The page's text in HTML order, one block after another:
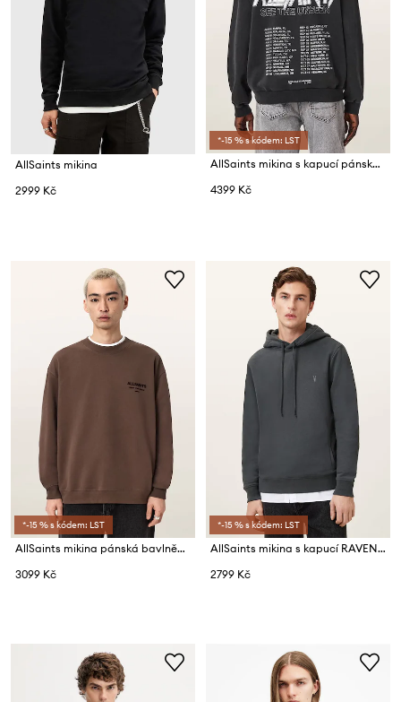
AllSaints mikina
2999 Kč
*-15 % s kódem: LST
AllSaints mikina s kapucí pánská bavlněná CHROMIUM
4399 Kč
*-15 % s kódem: LST
AllSaints mikina pánská bavlněná XANDER
3099 Kč
*-15 % s kódem: LST
AllSaints mikina s kapucí RAVEN OTH HOODY
2799 Kč